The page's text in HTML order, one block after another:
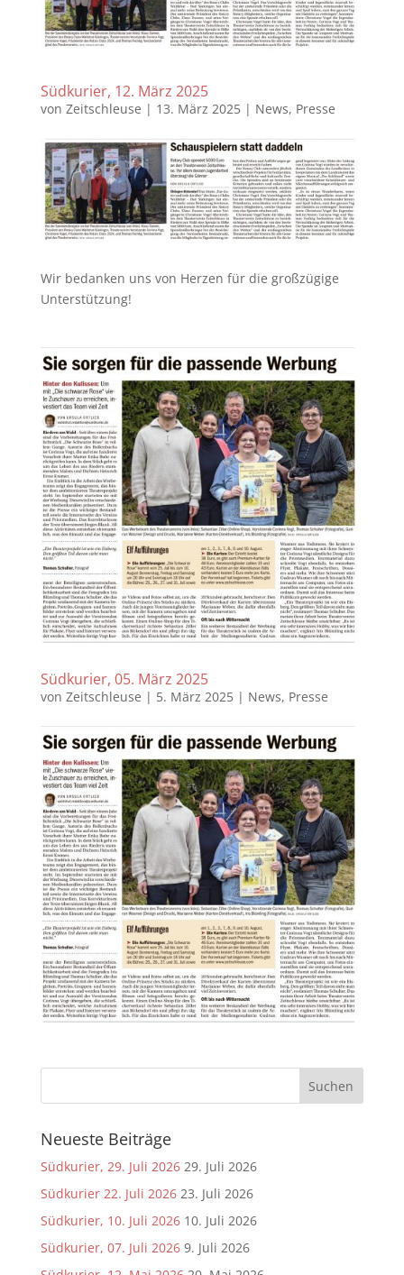
Südkurier, 12. März 2025
von Zeitschleuse | 13. März 2025| News, Presse
Wir bedanken uns von Herzen für die großzügige
Unterstützung!
Südkurier, 05. März 2025
von Zeitschleuse | 5. März 2025| News, Presse
Neueste Beiträge
Südkurier, 29. Juli 2026 29. Juli 2026
Südkurier 22. Juli 2026 23. Juli 2026
Südkurier, 10. Juli 2026 10. Juli 2026
Südkurier, 07. Juli 2026 9. Juli 2026